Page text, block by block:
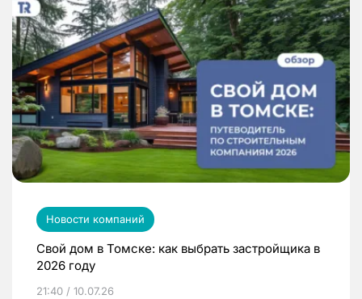
Новости компаний
Свой дом в Томске: как выбрать застройщика в
2026 году
21:40 / 10.07.26